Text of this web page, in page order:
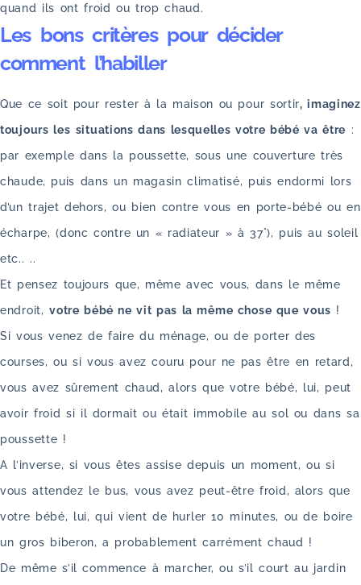
quand ils ont froid ou trop chaud.
Les bons critères pour décider
comment l’habiller
Que ce soit pour rester à la maison ou pour sortir, imaginez
toujours les situations dans lesquelles votre bébé va être :
par exemple dans la poussette, sous une couverture très
chaude, puis dans un magasin climatisé, puis endormi lors
d’un trajet dehors, ou bien contre vous en porte-bébé ou en
écharpe, (donc contre un « radiateur » à 37°), puis au soleil
etc.. ..
Et pensez toujours que, même avec vous, dans le même
endroit,votre bébé ne vit pas la même chose que vous !
Si vous venez de faire du ménage, ou de porter des
courses, ou si vous avez couru pour ne pas être en retard,
vous avez sûrement chaud, alors que votre bébé, lui, peut
avoir froid si il dormait ou était immobile au sol ou dans sa
poussette !
A l’inverse, si vous êtes assise depuis un moment, ou si
vous attendez le bus, vous avez peut-être froid, alors que
votre bébé, lui, qui vient de hurler 10 minutes, ou de boire
un gros biberon, a probablement carrément chaud !
De même s’il commence à marcher, ou s’il court au jardin